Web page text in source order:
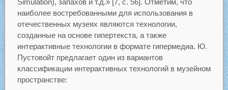
Simulation), запахов и т.д.» [7, с. 56]. Отметим, что
наиболее востребованными для использования в
отечественных музеях являются технологии,
созданные на основе гипертекста, а также
интерактивные технологии в формате гипермедиа. Ю.
Пустовойт предлагает один из вариантов
классификации интерактивных технологий в музейном
пространстве: